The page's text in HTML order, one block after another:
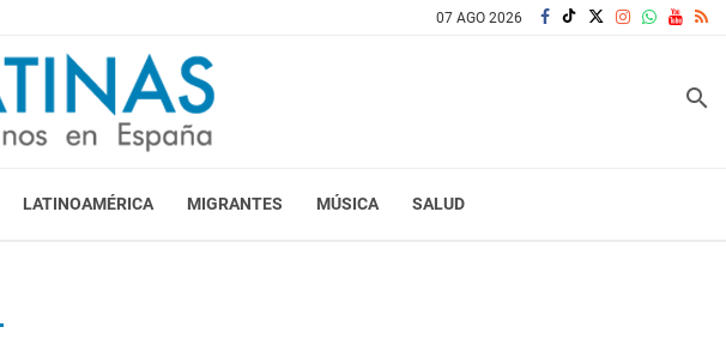
07 AGO 2026
search
LATINOAMÉRICA MIGRANTES MÚSICA SALUD